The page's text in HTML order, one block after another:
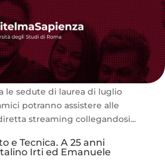
luglio 2026
Iscriviti Utente Da
24 luglio 2026 si
Sala Conferenze di
le sedute di laurea di luglio
potranno assistere alle
streaming collegandosi...
e Tecnica. A 25 anni
Irti ed Emanuele